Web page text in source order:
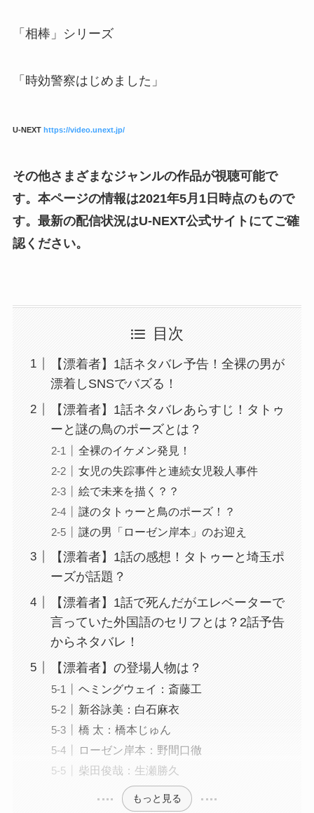
「相棒」シリーズ
「時効警察はじめました」
U-NEXT https://video.unext.jp/
その他さまざまなジャンルの作品が視聴可能で
す。本ページの情報は2021年5月1日時点のもので
す。最新の配信状況はU-NEXT公式サイトにてご確
認ください。
目次
【漂着者】1話ネタバレ予告！全裸の男が
漂着しSNSでバズる！
【漂着者】1話ネタバレあらすじ！タトゥ
ーと謎の鳥のポーズとは？
全裸のイケメン発見！
女児の失踪事件と連続女児殺人事件
絵で未来を描く？？
謎のタトゥーと鳥のポーズ！？
謎の男「ローゼン岸本」のお迎え
【漂着者】1話の感想！タトゥーと埼玉ポ
ーズが話題？
【漂着者】1話で死んだがエレベーターで
言っていた外国語のセリフとは？2話予告
からネタバレ！
【漂着者】の登場人物は？
ヘミングウェイ：斎藤工
新谷詠美：白石麻衣
橋 太：橋本じゅん
ローゼン岸本：野間口徹
柴田俊哉：生瀬勝久
もっと見る